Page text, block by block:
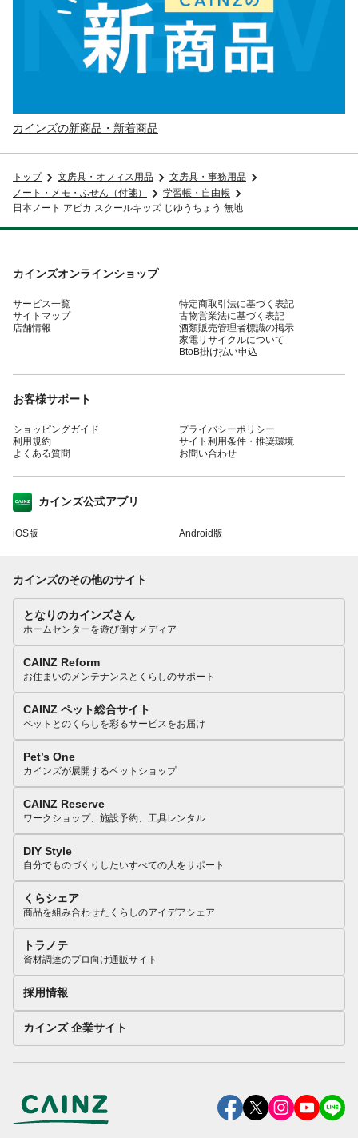
カインズの新商品・新着商品
トップ 文房具・オフィス用品
文房具・事務用品
ノート・メモ・ふせん（付箋）
学習帳・自由帳
日本ノート アピカ スクールキッズ じゆうちょう 無地
カインズオンラインショップ
サービス一覧
サイトマップ
店舗情報
特定商取引法に基づく表記
古物営業法に基づく表記
酒類販売管理者標識の掲示
家電リサイクルについて
BtoB掛け払い申込
お客様サポート
ショッピングガイド
利用規約
よくある質問
プライバシーポリシー
サイト利用条件・推奨環境
お問い合わせ
カインズ公式アプリ
iOS版 Android版
カインズのその他のサイト
となりのカインズさん
ホームセンターを遊び倒すメディア
CAINZ Reform
お住まいのメンテナンスとくらしのサポート
CAINZ ペット総合サイト
ペットとのくらしを彩るサービスをお届け
Pet’s One
カインズが展開するペットショップ
CAINZ Reserve
ワークショップ、施設予約、工具レンタル
DIY Style
自分でものづくりしたいすべての人をサポート
くらシェア
商品を組み合わせたくらしのアイデアシェア
トラノテ
資材調達のプロ向け通販サイト
採用情報
カインズ 企業サイト